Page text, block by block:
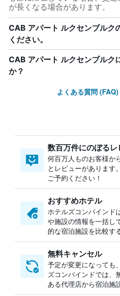
が長くなる場合があります。
CAB アパート ルクセンブルク
ください。
CAB アパート ルクセンブルク
か？
よくある質問
数百万件にのぼるレ
何百万人ものお客様か
とレビューがあります
ご予約ください！
おすすめホテル
ホテルズコンバインド
や施設の情報を一括し
的な宿泊施設を比較す
無料キャンセル
予定が変更になっても
ズコンバインドでは、
ある代理店から宿泊施